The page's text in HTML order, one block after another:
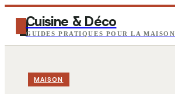
Cuisine & Déco
GUIDES PRATIQUES POUR LA MAISON
MAISON